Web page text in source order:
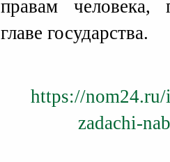
правам человека,
главе государства.
https://
zadachi-